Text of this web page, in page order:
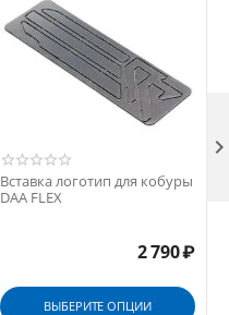
Вставка логотип для кобуры
DAA FLEX
2 790₽
ВЫБЕРИТЕ ОПЦИИ